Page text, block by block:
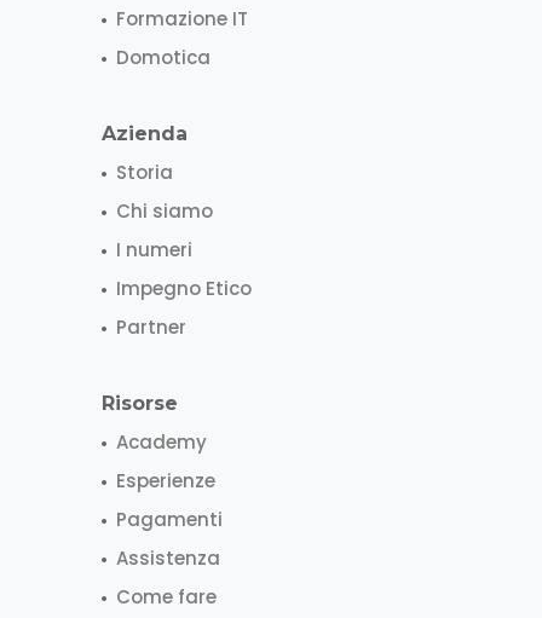
Formazione IT
Domotica
Azienda
Storia
Chi siamo
I numeri
Impegno Etico
Partner
Risorse
Academy
Esperienze
Pagamenti
Assistenza
Come fare